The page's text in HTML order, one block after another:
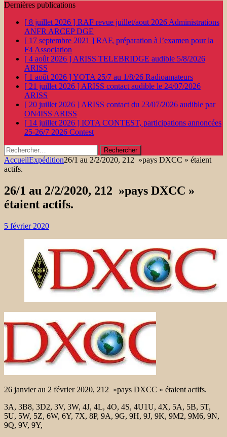
Dernières publications
[ 8 juillet 2026 ] RAF revue juillet/aout 2026 Administrations
ANFR ARCEP DGE
[ 17 septembre 2021 ] RAF, préparation à l’examen pour la
F4 Association
[ 4 août 2026 ] ARISS TELEBRIDGE audible 5/8/2026
ARISS
[ 1 août 2026 ]YOTA 25/7 au 1/8/26 Radioamateurs
[ 21 juillet 2026 ] ARISS contact audible le 24/07/2026
ARISS
[ 20 juillet 2026 ] ARISS contact du 23/07/2026 audible par
ON4ISS ARISS
[ 14 juillet 2026 ] IOTA CONTEST, participations annoncées
25-26/7 2026 Contest
Rechercher :
AccueilExpédition26/1 au 2/2/2020, 212 »pays DXCC » étaient
actifs.
26/1 au 2/2/2020, 212 »pays DXCC »
étaient actifs.
5 février 2020
26 janvier au 2 février 2020, 212 »pays DXCC » étaient actifs.
3A, 3B8, 3D2, 3V, 3W, 4J, 4L, 4O, 4S, 4U1U, 4X, 5A, 5B, 5T,
5U, 5W, 5Z, 6W, 6Y, 7X, 8P, 9A, 9G, 9H, 9J, 9K, 9M2, 9M6, 9N,
9Q, 9V, 9Y,